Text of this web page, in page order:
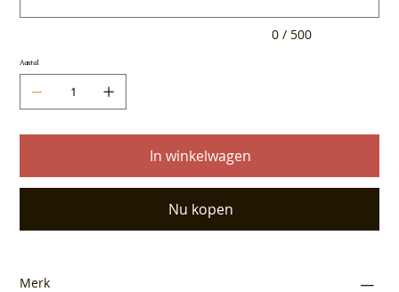
0 / 500
Aantal
In winkelwagen
Nu kopen
Merk